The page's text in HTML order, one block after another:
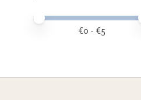
Minimale prijswaarde
Price maximum value
€0 - €5